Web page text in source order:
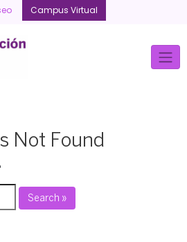
Campus Virtual
Not Found
Search »